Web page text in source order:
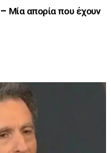
– Μία απορία που έχουν